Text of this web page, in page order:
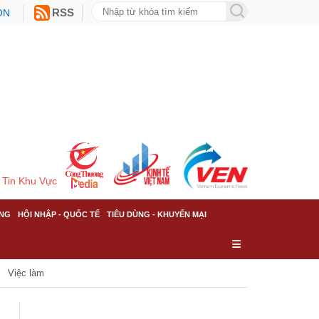
RSS
Tin Khu Vực
HỘI NHẬP - QUỐC TẾ TIÊU DÙNG - KHUYẾN MẠI
Việc làm